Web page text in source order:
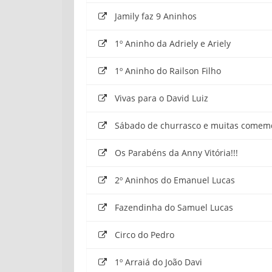
Jamily faz 9 Aninhos
1º Aninho da Adriely e Ariely
1º Aninho do ‪‎Railson Filho‬
Vivas para o David Luiz
Sábado de churrasco e muitas
Os Parabéns da Anny Vitória!!!
2º Aninhos do Emanuel Lucas
Fazendinha do Samuel Lucas
Circo do Pedro
1º Arraiá do João Davi